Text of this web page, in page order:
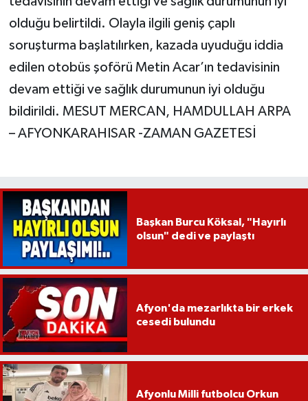
olduğu belirtildi. Olayla ilgili geniş çaplı
soruşturma başlatılırken, kazada uyuduğu iddia
edilen otobüs şoförü Metin Acar’ın tedavisinin
devam ettiği ve sağlık durumunun iyi olduğu
bildirildi. MESUT MERCAN, HAMDULLAH ARPA
– AFYONKARAHISAR -ZAMAN GAZETESİ
Başkan Burcu Köksal, "Hayırlı
olsun" dedi ve paylaştı
Afyon'da mezarlıkta bir erkek
cesedi bulundu
Afyonlu Milli futbolcu Orkun